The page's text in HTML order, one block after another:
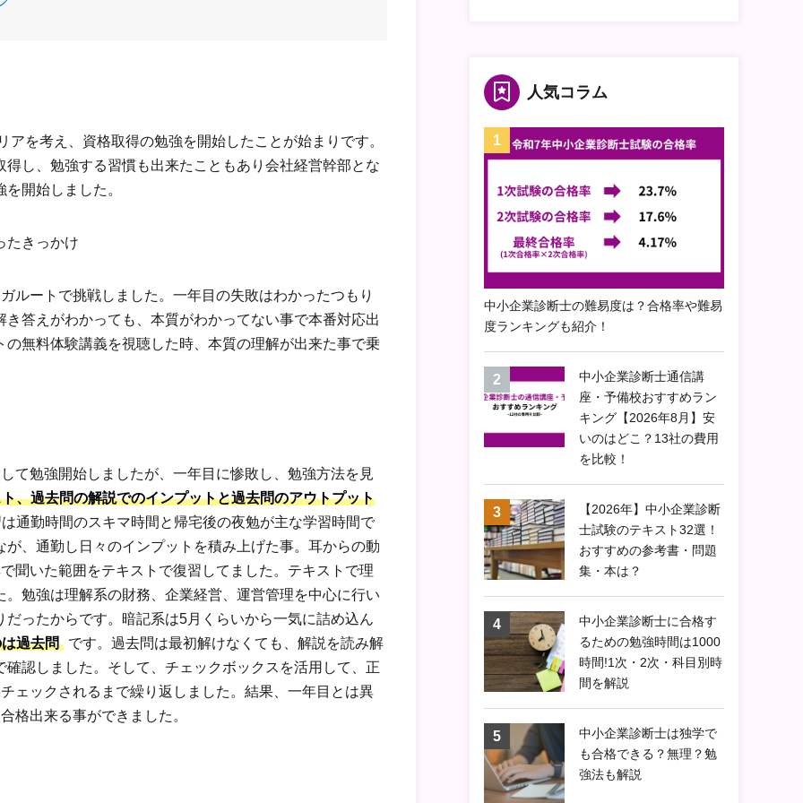
を考え、資格取得の勉強を開始したことが始まりです。
し、勉強する習慣も出来たこともあり会社経営幹部とな
開始しました。
たきっかけ
ルートで挑戦しました。一年目の失敗はわかったつもり
答えがわかっても、本質がわかってない事で本番対応出
無料体験講義を視聴した時、本質の理解が出来た事で乗
て勉強開始しましたが、一年目に惨敗し、勉強方法を見
、過去問の解説でのインプットと過去問のアウトプット
通勤時間のスキマ時間と帰宅後の夜勉が主な学習時間で
、通勤し日々のインプットを積み上げた事。耳からの動
聞いた範囲をテキストで復習してました。テキストで理
勉強は理解系の財務、企業経営、運営管理を中心に行い
ったからです。暗記系は5月くらいから一気に詰め込ん
過去問
です。過去問は最初解けなくても、解説を読み解
認しました。そして、チェックボックスを活用して、正
ェックされるまで繰り返しました。結果、一年目とは異
格出来る事ができました。
人気コラム
中小企業診断士の難易度は？合格率や難易
度ランキングも紹介！
中小企業診断士通信講
座・予備校おすすめラン
キング【2026年8月】安
いのはどこ？13社の費用
を比較！
【2026年】中小企業診断
士試験のテキスト32選！
おすすめの参考書・問題
集・本は？
中小企業診断士に合格す
るための勉強時間は1000
時間!1次・2次・科目別時
間を解説
中小企業診断士は独学で
も合格できる？無理？勉
強法も解説